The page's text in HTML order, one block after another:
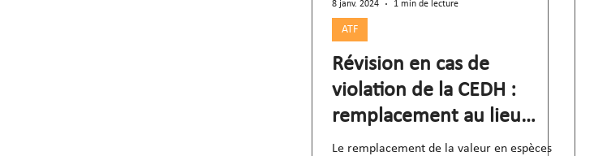
8 janv. 2024 1 min de lecture
ATF
Révision en cas de
violation de la CEDH :
remplacement au lieu
d'annulation
Le remplacement de la valeur en espèces